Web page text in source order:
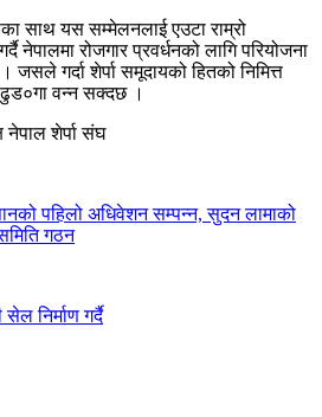
साथ यस सम्मेलनलाई एउटा राम्रो
नेपालमा रोजगार प्रवर्धनको लागि परियोजना
जसले गर्दा शेर्पा समूदायको हितको निमित्त
ढुड०गा वन्न सक्दछ ।
नेपाल शेर्पा संघ
पहिलो अधिवेशन सम्पन्न, सुदन लामाको
गठन
निर्माण गर्दै